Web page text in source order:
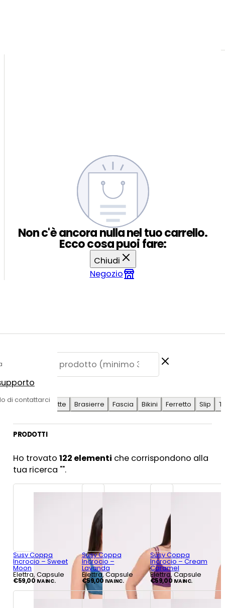
di contattarci
Non c'è ancora nulla nel tuo carrello.
Ecco cosa puoi fare:
Chiudi
Negozio
SUGGERITE
Antilope
Coulotte Brasierre Fascia Bikini Ferretto Slip
PRODOTTI
Ho trovato122 elementi che corrispondono alla
tua ricerca "".
Susy Coppa
Incrocio – Sweet
Moon
Elettra, Capsule
€59,00 IVA INC.
Susy Coppa
Incrocio –
Lavanda
Elettra, Capsule
€59,00 IVA INC.
Susy Coppa
Incrocio – Cream
Caramel
Elettra, Capsule
€59,00 IVA INC.